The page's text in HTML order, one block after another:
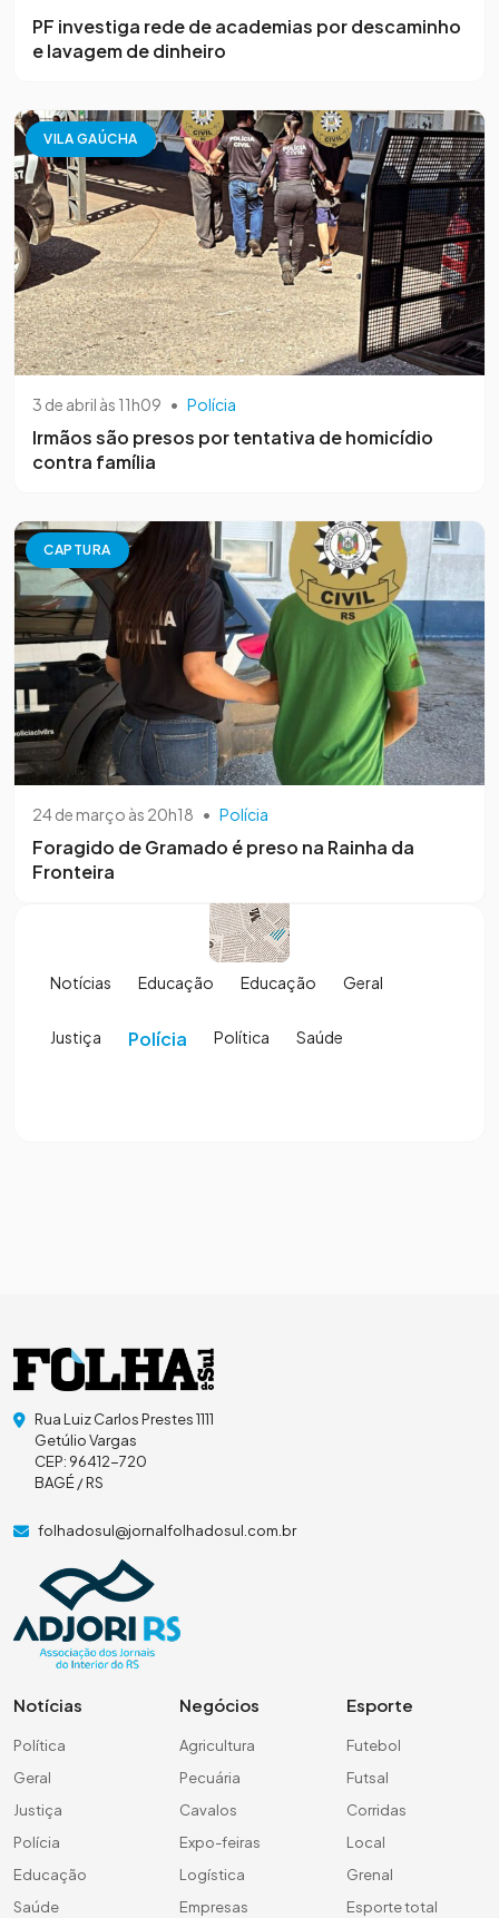
PF investiga rede de academias por descaminho
e lavagem de dinheiro
VILA GAÚCHA
3 de abril às 11h09 • Polícia
Irmãos são presos por tentativa de homicídio
contra família
CAPTURA
24 de março às 20h18 • Polícia
Foragido de Gramado é preso na Rainha da
Fronteira
Notícias Educação Educação Geral
Justiça Polícia Política Saúde
Rua Luiz Carlos Prestes 1111
Getúlio Vargas
CEP: 96412-720
BAGÉ / RS
folhadosul@jornalfolhadosul.com.br
Notícias
Política
Geral
Justiça
Polícia
Educação
Saúde
Negócios
Agricultura
Pecuária
Cavalos
Expo-feiras
Logística
Empresas
Esporte
Futebol
Futsal
Corridas
Local
Grenal
Esporte total